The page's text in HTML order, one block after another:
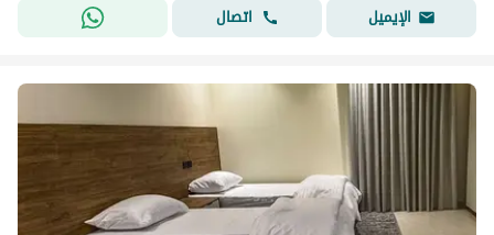
الإيميل
اتصال